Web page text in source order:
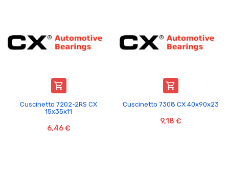

Cuscinetto 7202-2RS CX
15x35x11
6,46 €

Cuscinetto 7308 CX 40x90x23
9,18 €